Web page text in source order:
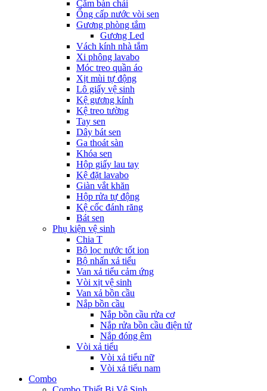
Cắm bàn chải
Ống cấp nước vòi sen
Gương phòng tắm
Gương Led
Vách kính nhà tắm
Xi phông lavabo
Móc treo quần áo
Xịt mùi tự động
Lô giấy vệ sinh
Kệ gương kính
Kệ treo tường
Tay sen
Dây bát sen
Ga thoát sàn
Khóa sen
Hộp giấy lau tay
Kệ đặt lavabo
Giàn vắt khăn
Hộp rửa tự động
Kệ cốc đánh răng
Bát sen
Phụ kiện vệ sinh
Chia T
Bộ lọc nước tốt ion
Bộ nhấn xả tiểu
Van xả tiểu cảm ứng
Vòi xịt vệ sinh
Van xả bồn cầu
Nắp bồn cầu
Nắp bồn cầu rửa cơ
Nắp rửa bồn cầu điện tử
Nắp đóng êm
Vòi xả tiểu
Vòi xả tiểu nữ
Vòi xả tiểu nam
Combo